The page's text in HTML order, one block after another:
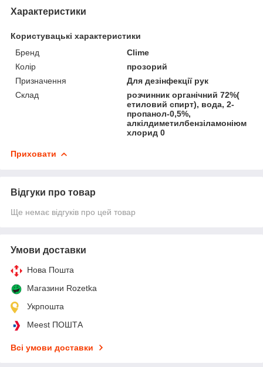
Характеристики
Користувацькі характеристики
Бренд
Clime
Колір
прозорий
Призначення
Для дезінфекції рук
Склад
розчинник органічний 72%(
етиловий спирт), вода, 2-
пропанол-0,5%,
алкілдиметилбензіламоніюм
хлорид 0
Приховати
Відгуки про товар
Ще немає відгуків про цей товар
Умови доставки
Нова Пошта
Магазини Rozetka
Укрпошта
Meest ПОШТА
Всі умови доставки